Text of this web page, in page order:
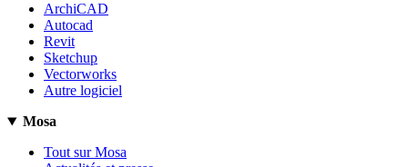
ArchiCAD
Autocad
Revit
Sketchup
Vectorworks
Autre logiciel
Mosa
Tout sur Mosa